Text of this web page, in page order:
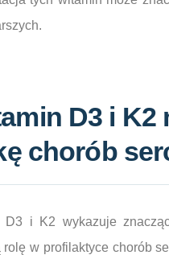
D3 i K2
chorób
D3 i K2 wykazuje
w profilaktyce chorób